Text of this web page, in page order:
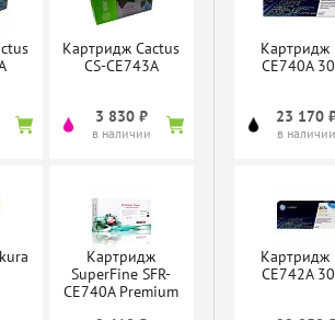
Картридж Cactus
CS-CE743A
3 830 ₽
в наличии
Картридж
SuperFine SFR-
CE740A Premium
Картридж
CE740A
23 170
в наличии
Картридж
CE742A